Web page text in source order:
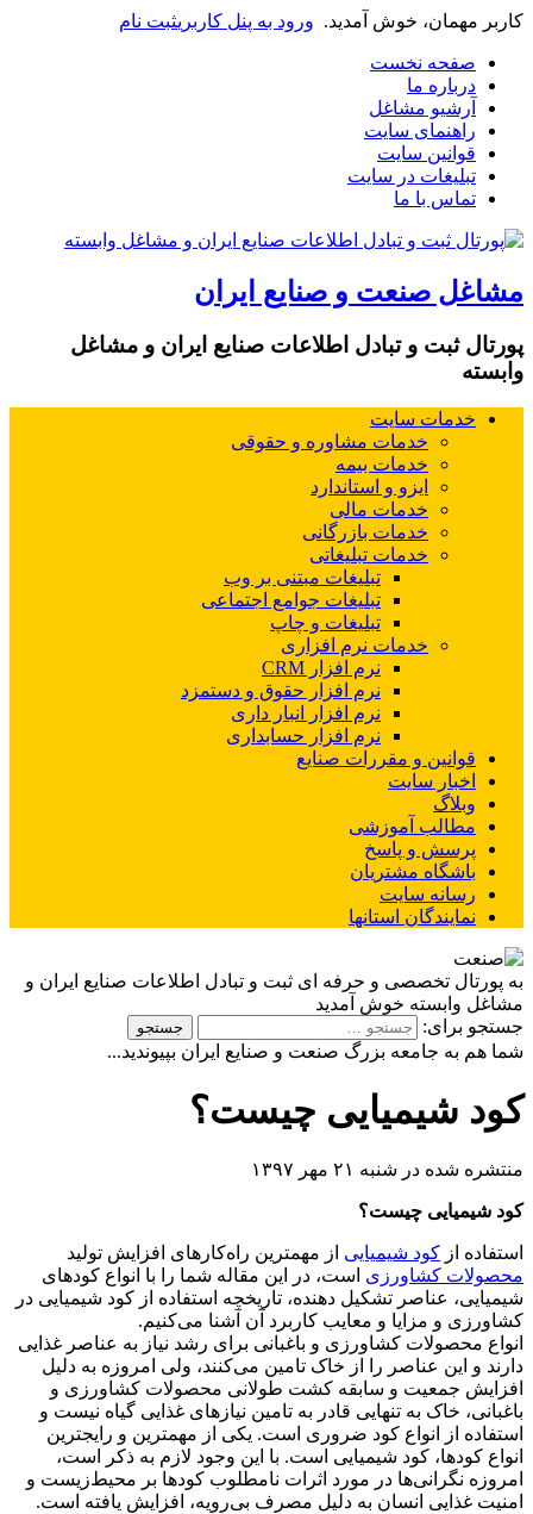
کاربر مهمان، خوش آمدید. ورود به پنل کاربریثبت نام
صفحه نخست
درباره ما
آرشیو مشاغل
راهنمای سایت
قوانین سایت
تبلیغات در سایت
تماس با ما
مشاغل صنعت و صنایع ایران
پورتال ثبت و تبادل اطلاعات صنایع ایران و مشاغل
وابسته
خدمات سایت
خدمات مشاوره و حقوقی
خدمات بیمه
ایزو و استاندارد
خدمات مالی
خدمات بازرگانی
خدمات تبلیغاتی
تبلیغات مبتنی بر وب
تبلیغات جوامع اجتماعی
تبلیغات و چاپ
خدمات نرم افزاری
نرم افزار CRM
نرم افزار حقوق و دستمزد
نرم افزار انبار داری
نرم افزار حسابداری
قوانین و مقررات صنایع
اخبار سایت
وبلاگ
مطالب آموزشی
پرسش و پاسخ
باشگاه مشتریان
رسانه سایت
نمایندگان استانها
به پورتال تخصصی و حرفه ای ثبت و تبادل اطلاعات صنایع ایران و
مشاغل وابسته خوش آمدید
جستجو برای:
شما هم به جامعه بزرگ صنعت و صنایع ایران بپیوندید...
کود شیمیایی چیست؟
منتشره شده در شنبه ۲۱ مهر ۱۳۹۷
کود شیمیایی چیست؟
استفاده از کود شیمیایی از مهمترین راه‌کارهای افزایش تولید
محصولات کشاورزی است، در این مقاله شما را با انواع کودهای
شیمیایی، عناصر تشکیل دهنده، تاریخچه استفاده از کود شیمیایی در
کشاورزی و مزایا و معایب کاربرد آن آشنا می‌کنیم.
انواع محصولات کشاورزی و باغبانی برای رشد نیاز به عناصر غذایی
دارند و این عناصر را از خاک تامین می‌کنند، ولی امروزه به دلیل
افزایش جمعیت و سابقه کشت طولانی محصولات کشاورزی و
باغبانی، خاک به تنهایی قادر به تامین نیازهای غذایی گیاه نیست و
استفاده از انواع کود ضروری است. یکی از مهمترین و رایجترین
انواع کودها، کود شیمیایی است. با این وجود لازم به ذکر است،
امروزه نگرانی‌ها در مورد اثرات نامطلوب کودها بر محیط‌زیست و
امنیت غذایی انسان به دلیل مصرف بی‌رویه، افزایش یافته است.